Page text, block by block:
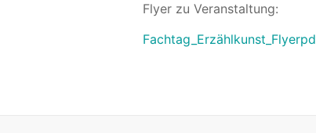
Flyer zu Veranstaltung: